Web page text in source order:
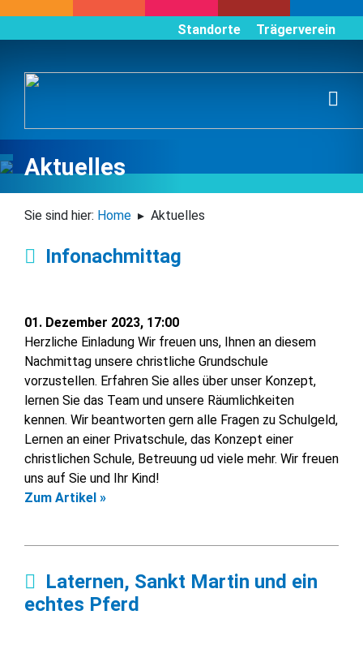
Standorte Trägerverein
Aktuelles
Sie sind hier: Home Aktuelles
Infonachmittag
01. Dezember 2023, 17:00
Herzliche Einladung Wir freuen uns, Ihnen an diesem
Nachmittag unsere christliche Grundschule
vorzustellen. Erfahren Sie alles über unser Konzept,
lernen Sie das Team und unsere Räumlichkeiten
kennen. Wir beantworten gern alle Fragen zu Schulgeld,
Lernen an einer Privatschule, das Konzept einer
christlichen Schule, Betreuung ud viele mehr. Wir freuen
uns auf Sie und Ihr Kind!
Zum Artikel »
Laternen, Sankt Martin und ein
echtes Pferd